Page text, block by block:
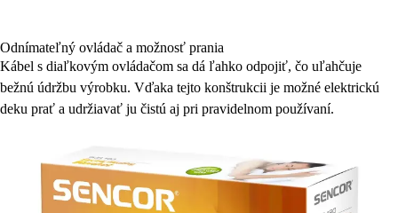
Odnímateľný ovládač a možnosť prania
Kábel s diaľkovým ovládačom sa dá ľahko odpojiť, čo uľahčuje
bežnú údržbu výrobku. Vďaka tejto konštrukcii je možné elektrickú
deku prať a udržiavať ju čistú aj pri pravidelnom používaní.